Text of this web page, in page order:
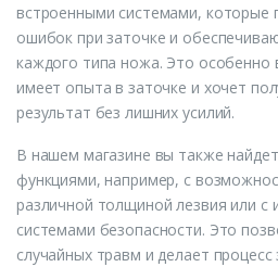
встроенными системами, которые
ошибок при заточке и
каждого типа ножа. Это особенно
имеет опыта в заточке и хочет
результат без лишних усилий.
В нашем магазине вы также
функциями, например, с
различной толщиной лезвия или с
системами безопасности. Это
случайных травм и делает